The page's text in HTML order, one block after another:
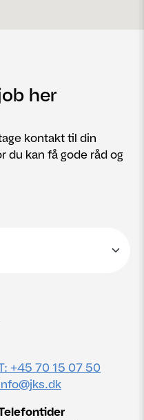
her
kontakt til din
du kan få gode råd og
+45 70 15 07 50